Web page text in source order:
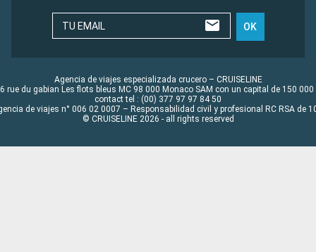
TU EMAIL OK
Agencia de viajes especializada crucero – CRUISELINE
rue du gabian Les flots bleus MC 98 000 Monaco SAM con un capital de 150 000
contact tel : (00) 377 97 97 84 50
de viajes n° 006 02 0007 – Responsabilidad civil y profesional RC RSA de
© CRUISELINE 2026 - all rights reserved